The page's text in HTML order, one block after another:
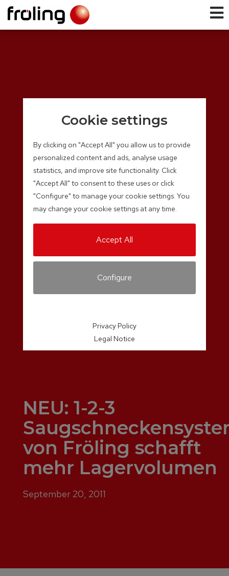
NEU: 1-2-3
von Fröling schafft
mehr Lagervolumen
September 20, 2011
Cookie settings
By clicking on "Accept All" you allow us to provide
personalized content and ads, analyse usage
statistics, and improve site functionality. Click
"Accept All" to consent to these uses or click
"Configure" to manage your cookie settings. You
may change your cookie settings at any time.
Accept All
Configure
Privacy Policy
Legal Notice